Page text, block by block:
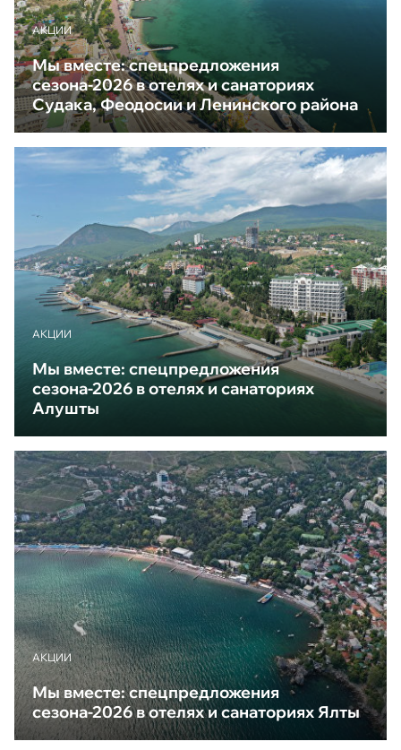
АКЦИИ
Мы вместе: спецпредложения
сезона-2026 в отелях и санаториях
Судака, Феодосии и Ленинского района
АКЦИИ
Мы вместе: спецпредложения
сезона-2026 в отелях и санаториях
Алушты
АКЦИИ
Мы вместе: спецпредложения
сезона-2026 в отелях и санаториях Ялты